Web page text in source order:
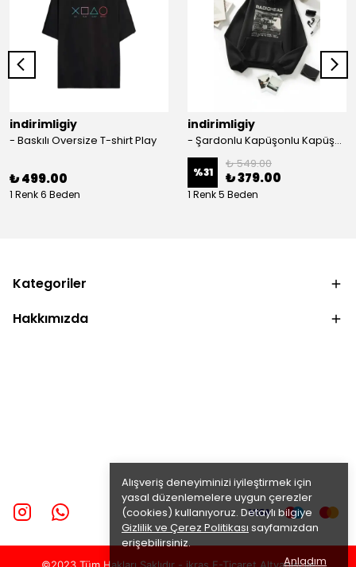
Alışveriş deneyiminizi iyileştirmek için
yasal düzenlemelere uygun çerezler
(cookies) kullanıyoruz. Detaylı bilgiye
Gizlilik ve Çerez Politikası sayfamızdan
erişebilirsiniz.
Anladım
indirimligiy
- Baskılı Oversize T-shirt Play
₺ 499.00
1 Renk 6 Beden
indirimligiy
- Şardonlu Kapüşonlu Kapüşonlu Kanguru Cep Oversize Lastik Paça Sweatshirt Takimi
%31
₺ 549.00
₺ 379.00
1 Renk 5 Beden
Kategoriler
Hakkımızda